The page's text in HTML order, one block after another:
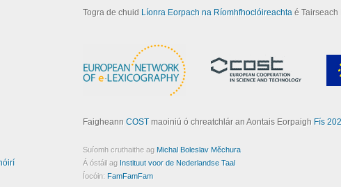
Togra de chuid Líonra Eorpach na Ríomhfhoclóireachta é
Faigheann COSTmaoiniú ó chreatchlár an Aontais Eorpaigh Fís
Suíomh cruthaithe ag Michal Boleslav Měchura
Á óstáil ag Instituut voor de Nederlandse Taal
Íocóin: FamFamFam